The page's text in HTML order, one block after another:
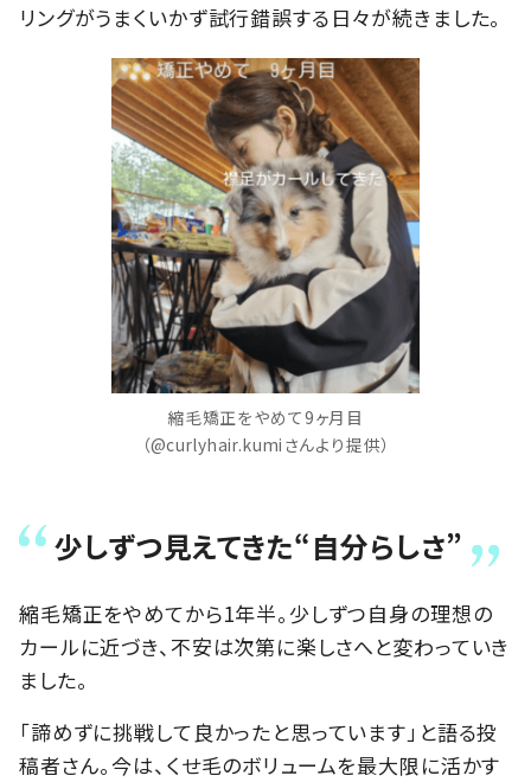
リングがうまくいかず試行錯誤する日々が続きました。
縮毛矯正をやめて9ヶ月目
（@curlyhair.kumiさんより提供）
少しずつ見えてきた“自分らしさ”
縮毛矯正をやめてから1年半。少しずつ自身の理想の
カールに近づき、不安は次第に楽しさへと変わっていき
ました。
「諦めずに挑戦して良かったと思っています」と語る投
稿者さん。今は、くせ毛のボリュームを最大限に活かす